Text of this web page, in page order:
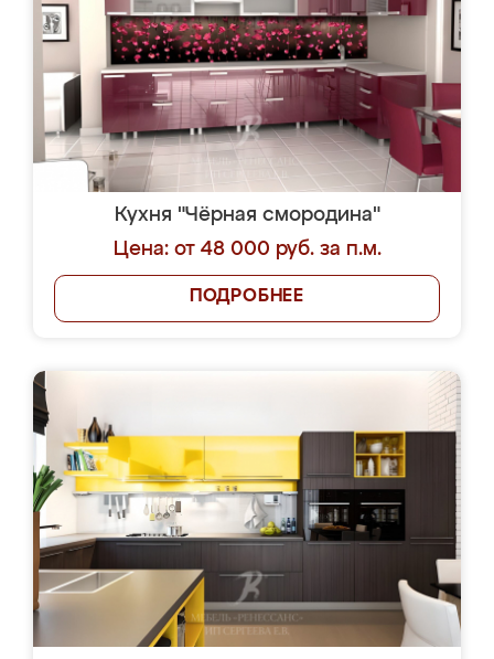
Кухня "Чёрная смородина"
Цена: от 48 000 руб. за п.м.
ПОДРОБНЕЕ